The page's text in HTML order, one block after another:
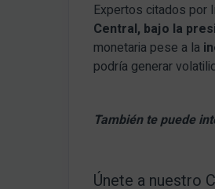
Expertos citados por
Central, bajo la
monetaria pese a la
podría generar
También te puede
Únete a nuestro